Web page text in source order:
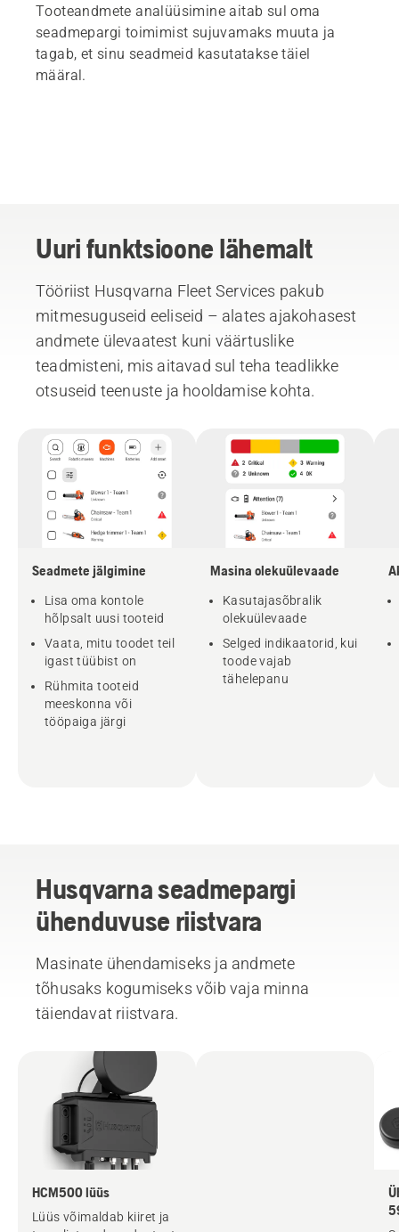
Tooteandmete analüüsimine aitab sul oma
seadmepargi toimimist sujuvamaks muuta ja
tagab, et sinu seadmeid kasutatakse täiel
määral.
Uuri funktsioone lähemalt
Tööriist Husqvarna Fleet Services pakub
mitmesuguseid eeliseid – alates ajakohasest
andmete ülevaatest kuni väärtuslike
teadmisteni, mis aitavad sul teha teadlikke
otsuseid teenuste ja hooldamise kohta.
Seadmete jälgimine
Lisa oma kontole
hõlpsalt uusi tooteid
Vaata, mitu toodet teil
igast tüübist on
Rühmita tooteid
meeskonna või
tööpaiga järgi
Masina olekuülevaade
Kasutajasõbralik
olekuülevaade
Selged indikaatorid, kui
toode vajab
tähelepanu
Husqvarna seadmepargi
ühenduvuse riistvara
Masinate ühendamiseks ja andmete
tõhusaks kogumiseks võib vaja minna
täiendavat riistvara.
HCM500 lüüs
Lüüs võimaldab kiiret ja